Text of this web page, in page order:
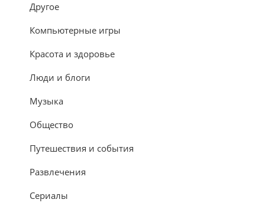
Другое
Компьютерные игры
Красота и здоровье
Люди и блоги
Музыка
Общество
Путешествия и события
Развлечения
Сериалы